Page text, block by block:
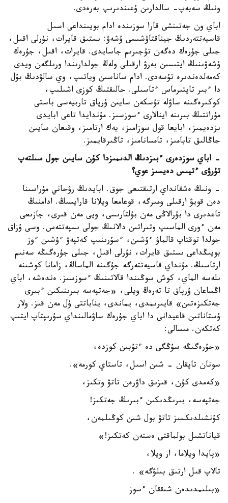
ونىڭ سەبەپ- سالدارىن ۇعىندىرىپ بەرەدى.
اباي ون جەتىنشى قارا سوزىندە ادام بويىنداعى اسىل
قاسيەتتەردىڭ جيناقتاۋشىسى ۇشەۋ: ىستىق قايرات، نۇرلى اقىل،
جىلى جۇرەك دەگەن تۇجىرىم جاسايدى. قايرات، اقىل، جۇرەك
ۇشەۋىنىڭ ايتىسىن بەرۋ ارقىلى ولەڭ جولدارىندا ورىلگەن ويدى
كەمەلدەندىرە تۇسەدى. ادام ساناسىن وياتىپ، وي سالۋدىڭ بۇل
دا ءبىر تاپتىرماس ءتاسىلى. حالىقتىڭ كوزى اشىلىپ،
كوكىرەگىنە ساۋلە تۇسكەن سايىن ۇرپاق تاربيەسى باستى
مۇراتتىڭ بىرىنە اينالارى ءسوزسىز. مۇندايدا تاعى ابايدى
ىزدەيمىز، ابايعا قول سوزامىز، يەك ارتامىز، وقىعان سايىن
جاڭالىق تابامىز، تامسانامىز، تاڭىرقايمىز.
- اباي سوزدەرى ءبىزدىڭ الدىمىزدا كۇن سايىن جول سىلتەپ
تۇرۋى ءتيىس دەيسىز عوي؟
- ونىڭ ەشقانداي ارتىقتىعى جوق. ابايدىڭ رۋحاني مۇراسىنا
دەن قويۋ ارقىلى ومىرگە، قوعامعا ويلانا قارايسىڭ. ادامنىڭ
تاعدىرى دا بۇرالاڭى مەن بۇلتارىسى، ويى مەن قىرى، جازىعى
مەن ءورى الماسىپ وتىراتىن دالانىڭ جولى ىسپەتتەس. وسى ۇزاق
جولدا توقتاپ قالماۋ ءۇشىن، ءسۇرىنىپ كەتپەۋ ءۇشىن ءوز
بويىڭداعى ىستىق قايرات، نۇرلى اقىل، جىلى جۇرەگىڭە سەنىم
ارتاسىڭ. مۇنداي قاسيەتتەرگە جۇگىنە الماساڭ، زامانا كوشىنە
ىلەسە الماي، كوش سوڭىندا قالاتىنىڭ ءسوزسىز. ەندەشە، اباي
اڭساعان ۇرپاق تا تەرەڭ ويلى، «جەتپەسە بىرىنىكىن ءبىرى
جەتكىزەتىن» قايىرىمدى، يماندى، يناباتتى ۇل مەن قىز. ولار
ۇستاناتىن قاعيدانى دا اباي جۇرەك ساۋمالىنداي سۇرىپتاپ ايتىپ
كەتكەن. مىسالى:
«جۇرەگىڭە سۇڭگى دە ءتۇبىن كوزدە،
سونان تاپقان - شىن اسىل، تاستاي كورمە».
«كەمدى كۇن، قىزىق داۋرەن تاتۋ وتكىز،
جەتپەسە، بىرىڭدىكىن ءبىرىڭ جەتكىز!
كۇنشىلدىكسىز تاتۋ بول شىن كوڭىلمەن،
قياناتشىل بولماقتى ەستەن كەتكىز!»
«پايدا ويلاما، ار ويلا،
تالاپ قىل ارتىق بىلۋگە» .
«بىلىمدىدەن شىققان ءسوز